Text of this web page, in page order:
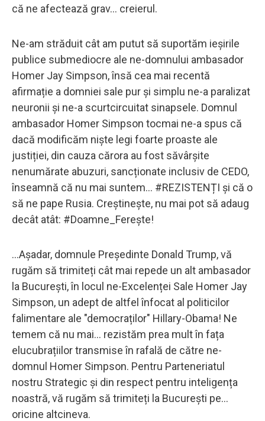
că ne afectează grav... creierul.
Ne-am străduit cât am putut să suportăm ieșirile
publice submediocre ale ne-domnului ambasador
Homer Jay Simpson, însă cea mai recentă
afirmație a domniei sale pur și simplu ne-a paralizat
neuronii și ne-a scurtcircuitat sinapsele. Domnul
ambasador Homer Simpson tocmai ne-a spus că
dacă modificăm niște legi foarte proaste ale
justiției, din cauza cărora au fost săvârșite
nenumărate abuzuri, sancționate inclusiv de CEDO,
înseamnă că nu mai suntem... #REZISTENȚI și că o
să ne pape Rusia. Creștinește, nu mai pot să adaug
decât atât: #Doamne_Ferește!
...Așadar, domnule Președinte Donald Trump, vă
rugăm să trimiteți cât mai repede un alt ambasador
la București, în locul ne-Excelenței Sale Homer Jay
Simpson, un adept de altfel înfocat al politicilor
falimentare ale "democraților" Hillary-Obama! Ne
temem că nu mai... rezistăm prea mult în fața
elucubrațiilor transmise în rafală de către ne-
domnul Homer Simpson. Pentru Parteneriatul
nostru Strategic și din respect pentru inteligența
noastră, vă rugăm să trimiteți la București pe...
oricine altcineva.